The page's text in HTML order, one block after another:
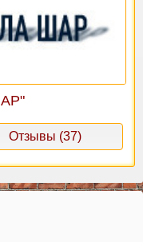
Отзывы (37)